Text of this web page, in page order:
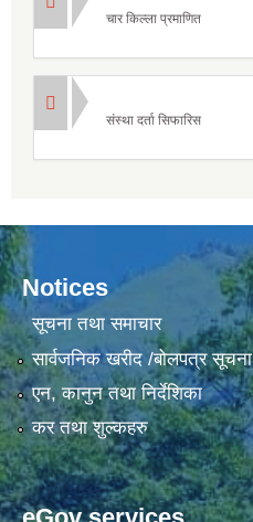
चार किल्ला प्रमाणित
संस्था दर्ता सिफारिस
Notices
सूचना तथा समाचार
सार्वजनिक खरीद /बोलपत्र सूचना
एन, कानुन तथा निर्देशिका
कर तथा शुल्कहरु